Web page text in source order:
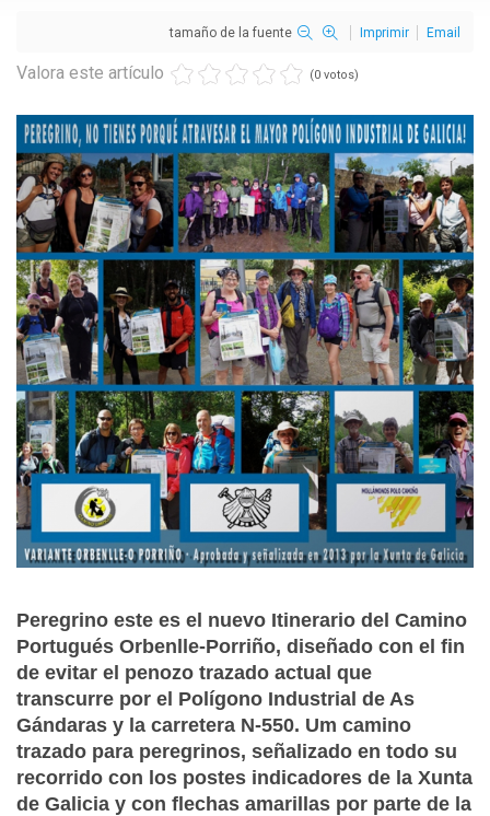
tamaño de la fuente Imprimir Email
Valora este artículo (0 votos)
Peregrino este es el nuevo Itinerario del Camino
Portugués Orbenlle-Porriño, diseñado con el fin
de evitar el penozo trazado actual que
transcurre por el Polígono Industrial de As
Gándaras y la carretera N-550. Um camino
trazado para peregrinos, señalizado en todo su
recorrido con los postes indicadores de la Xunta
de Galicia y con flechas amarillas por parte de la